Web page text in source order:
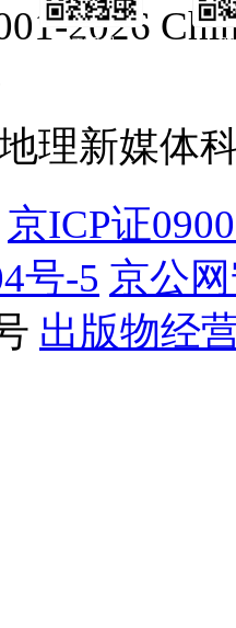
订阅号
2026
理新媒体
京ICP证
号-5 京公
出版物经